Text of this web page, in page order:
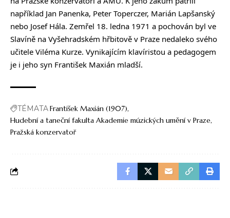
například Jan Panenka, Peter Toperczer, Marián Lapšanský
nebo Josef Hála. Zemřel 18. ledna 1971 a pochován byl ve
Slavíně na Vyšehradském hřbitově v Praze nedaleko svého
učitele Viléma Kurze. Vynikajícím klavíristou a pedagogem
je i jeho syn František Maxián mladší.
TÉMATAFrantišek Maxián (1907)
Hudební a taneční fakulta Akademie múzických umění v Praze
Pražská konzervatoř